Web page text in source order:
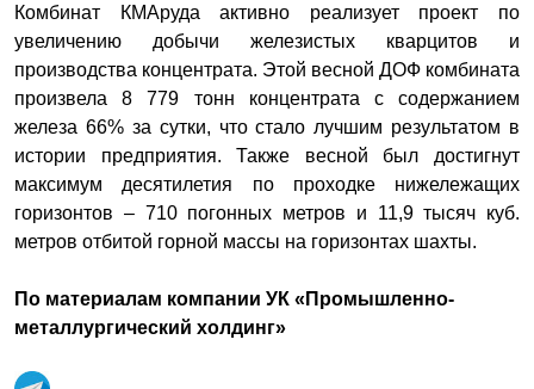
Комбинат КМАруда активно реализует проект по
увеличению добычи железистых кварцитов и
производства концентрата. Этой весной ДОФ комбината
произвела 8 779 тонн концентрата с содержанием
железа 66% за сутки, что стало лучшим результатом в
истории предприятия. Также весной был достигнут
максимум десятилетия по проходке нижележащих
горизонтов – 710 погонных метров и 11,9 тысяч куб.
метров отбитой горной массы на горизонтах шахты.
По материалам компании УК «Промышленно-
металлургический холдинг»